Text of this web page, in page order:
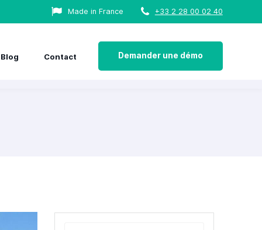
Made in France +33 2 28 00 02 40
Blog Contact Demander une démo